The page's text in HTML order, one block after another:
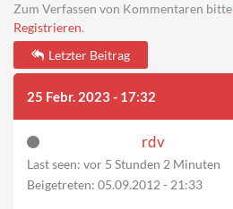
Zum Verfassen von Kommentaren bitte
Registrieren.
Letzter Beitrag
25 Febr. 2023 - 17:32
rdv
Last seen: vor 5 Stunden 2 Minuten
Beigetreten: 05.09.2012 - 21:33